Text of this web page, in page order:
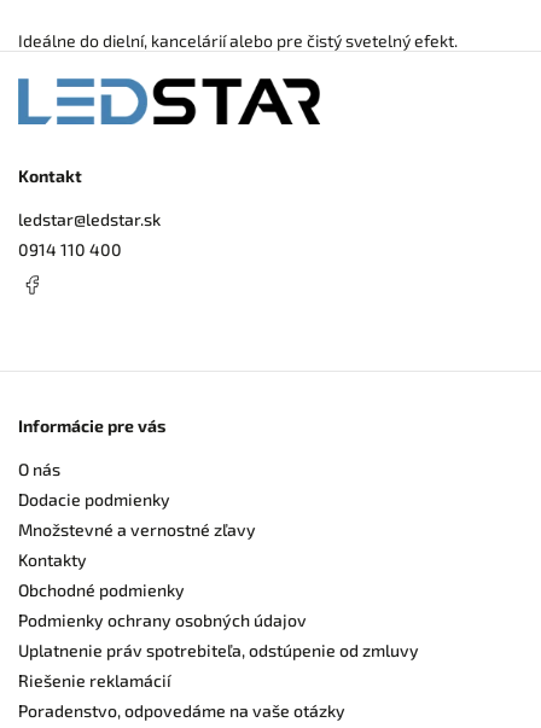
Ideálne do dielní, kancelárií alebo pre čistý svetelný efekt.
Kontakt
ledstar@ledstar.sk
0914 110 400
Informácie pre vás
O nás
Dodacie podmienky
Množstevné a vernostné zľavy
Kontakty
Obchodné podmienky
Podmienky ochrany osobných údajov
Uplatnenie práv spotrebiteľa, odstúpenie od zmluvy
Riešenie reklamácií
Poradenstvo, odpovedáme na vaše otázky